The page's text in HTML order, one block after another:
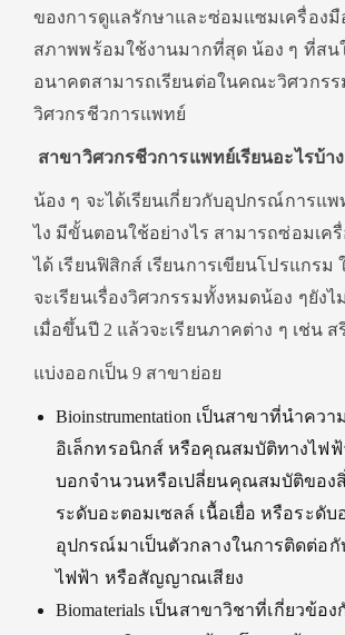
ของการดูแลรักษาและซ่อมแซมเครื่อง
สภาพพร้อมใช้งานมากที่สุด น้อง ๆ ที่สน
อนาคตสามารถเรียนต่อในคณะวิศวกร
วิศวกรชีวการแพทย์
สาขาวิศวกรชีวการแพทย์เรียนอะไรบ้าง
น้อง ๆ จะได้เรียนเกี่ยวกับอุปกรณ์การแพ
ไง มีขั้นตอนใช้อย่างไร สามารถซ่อมเค
ได้ เรียนฟิสิกส์ เรียนการเขียนโปรแกรม
จะเรียนเรื่องวิศวกรรมทั้งหมดน้อง ๆยังไ
เมื่อขึ้นปี 2 แล้วจะเรียนภาคต่าง ๆ เช่น ส
แบ่งออกเป็น 9 สาขาย่อย
Bioinstrumentation เป็นสาขาที่นำคว
อิเล็กทรอนิกส์ หรือคุณสมบัติทางไฟฟ้
บอกจำนวนหรือเปลี่ยนคุณสมบัติของ
ระดับอะตอมเซลล์ เนื้อเยื่อ หรือระดับ
อุปกรณ์มาเป็นตัวกลางในการติดต่อกั
ไฟฟ้า หรือสัญญาณเสียง
Biomaterials เป็นสาขาวิชาที่เกี่ยวข้อ